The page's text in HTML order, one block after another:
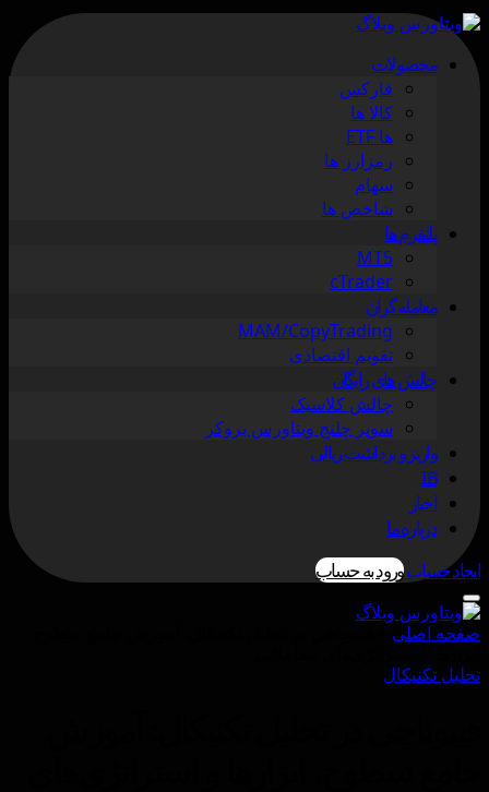
محصولات
فارکس
کالا ها
ها ETF
رمزارز ها
سهام
شاخص ها
پلتفرم ها
MT5
cTrader
معامله گران
MAM/CopyTrading
تقویم اقتصادی
چالش های رایگان
چالش کلاسیک
سوپر چلنج ویتاورس بروکر
واریز و برداشت ریالی
IB
اخبار
درباره ما
ایجاد حسابورود به حساب
صفحه اصلی
تحليل تكنيكال